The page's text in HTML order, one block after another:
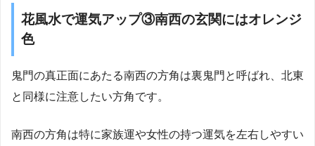
花風水で運気アップ③南西の玄関にはオレンジ
色
鬼門の真正面にあたる南西の方角は裏鬼門と呼ばれ、北東
と同様に注意したい方角です。
南西の方角は特に家族運や女性の持つ運気を左右しやすい